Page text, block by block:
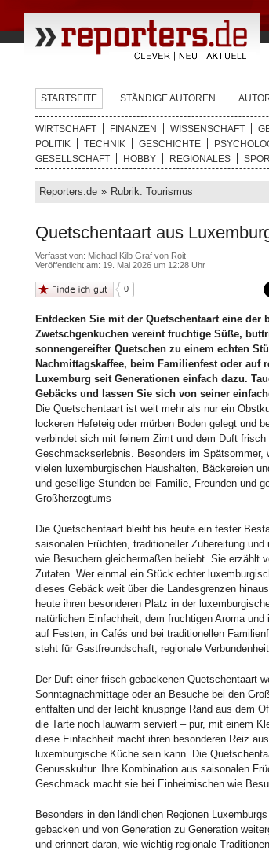
STARTSEITE STÄNDIGE AUTOREN
WIRTSCHAFT FINANZEN WISSENSCHAFT
POLITIK
TECHNIK GESCHICHTE
GESELLSCHAFT
HOBBY REGIONALES
Reporters.de » Rubrik: Tourismus
Quetschentaart aus
Verfasst von: Michael Kilb Graf von Roit
Veröffentlicht am: 19. Mai 2026 um 12:28 Uhr
0
Entdecken Sie mit der Quetschentaart eine
Zwetschgenkuchen vereint fruchtige Süße,
sonnengereifter Quetschen zu einem echten
Nachmittagskaffee, beim Familienfest oder auf
Luxemburg seit Generationen einfach dazu.
Gebäcks und lassen Sie sich von seiner
Die Quetschentaart ist weit mehr als nur ein
lockeren Hefeteig oder mürben Boden gelegt und
verbindet sich mit feinem Zimt und dem Duft
Geschmackserlebnis. Besonders im
vielen luxemburgischen Haushalten, Bäckereien
und gesellige Stunden bei Familie, Freunden und
Großherzogtums
Die Quetschentaart bleibt bis heute ein fester
saisonalen Früchten, traditioneller Zubereitung
wie Besuchern gleichermaßen beliebt. Sie erzählt
Zutaten. Wer einmal ein Stück echter
dieses Gebäck weit über die Landesgrenzen
heute ihren besonderen Platz in der
natürlichen Einfachheit, dem fruchtigen Aroma
auf Festen, in Cafés und bei traditionellen
steht für Gastfreundschaft, regionale
Der Duft einer frisch gebackenen Quetschentaart
Sonntagnachmittage oder an Besuche bei den
entfalten und der leicht knusprige Rand aus dem
die Tarte noch lauwarm serviert – pur, mit einem
diese Einfachheit macht ihren besonderen Reiz
luxemburgische Küche sein kann. Die
Genusskultur. Ihre Kombination aus saisonalen
Geschmack macht sie bei Einheimischen wie
Besonders in den ländlichen Regionen
gebacken und von Generation zu Generation
und erinnert daran, wie wichtig regionale